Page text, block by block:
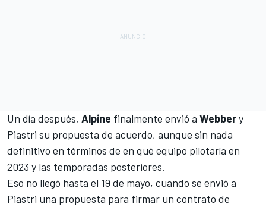
Un día después, Alpine finalmente envió a Webbery
Piastri su propuesta de acuerdo, aunque sin nada
definitivo en términos de en qué equipo pilotaría en
2023 y las temporadas posteriores.
Eso no llegó hasta el 19 de mayo, cuando se envió a
Piastri una propuesta para firmar un contrato de